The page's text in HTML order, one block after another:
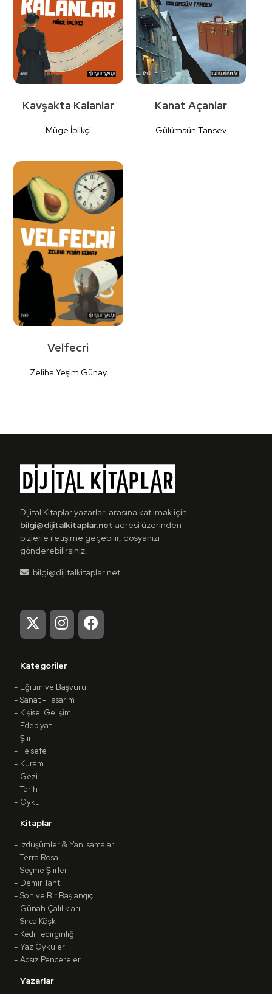
Detaylı
İncele
Kavşakta Kalanlar
Müge İplikçi
Kanat Açanlar
Gülümsün Tansev
Detaylı
İncele
Velfecri
Zeliha Yeşim Günay
Dijital Kitaplar yazarları arasına katılmak için
bilgi@dijitalkitaplar.net adresi üzerinden
bizlerle iletişime geçebilir, dosyanızı
gönderebilirsiniz.
bilgi@dijitalkitaplar.net
Kategoriler
Eğitim ve Başvuru
Sanat - Tasarım
Kişisel Gelişim
Edebiyat
Şiir
Felsefe
Kuram
Gezi
Tarih
Öykü
Kitaplar
İzdüşümler & Yanılsamalar
Terra Rosa
Seçme Şiirler
Demir Taht
Son ve Bir Başlangıç
Günah Çalılıkları
Sırca Köşk
Kedi Tedirginliği
Yaz Öyküleri
Adsız Pencereler
Yazarlar